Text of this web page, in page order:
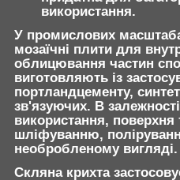
використання.
У промислових
мозаїчні плити для
облицювання частин
виготовляють із
портландцементу,
зв'язуючих. В залежності
використання,
шліфуванню,
необробленому вигляді.
Скляна крихта